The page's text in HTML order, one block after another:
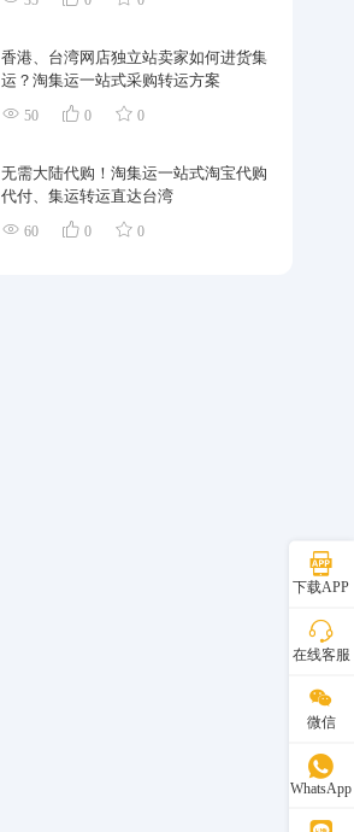
香港、台湾网店独立站卖家如何进货集
运？淘集运一站式采购转运方案
50 0 0
无需大陆代购！淘集运一站式淘宝代购
代付、集运转运直达台湾
60 0 0
下载APP
在线客服
微信
WhatsApp